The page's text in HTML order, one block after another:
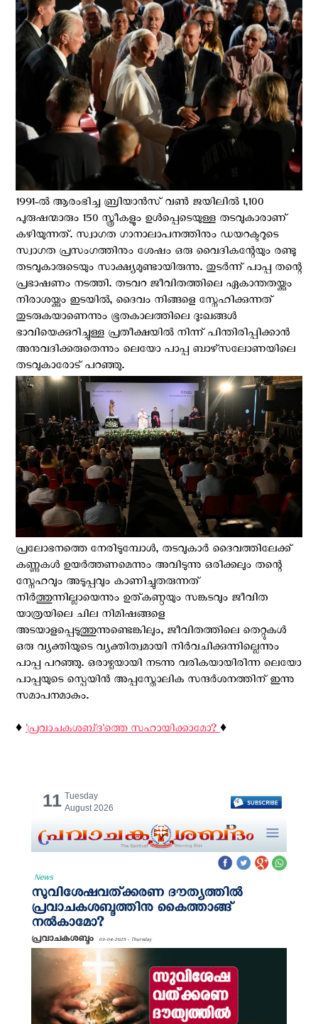
1991-ൽ ആരംഭിച്ച ബ്രിയാൻസ്‌ വണ്‍ ജയിലില്‍ 1,100
പുരുഷന്മാരും 150 സ്ത്രീകളും ഉള്‍പ്പെടെയുള്ള തടവുകാരാണ്
കഴിയുന്നത്. സ്വാഗത ഗാനാലാപനത്തിനും ഡയറക്ടറുടെ
സ്വാഗത പ്രസംഗത്തിനും ശേഷം ഒരു വൈദികന്റേയും രണ്ടു
തടവുകാരുടെയും സാക്ഷ്യമുണ്ടായിരുന്നു. തുടർന്ന് പാപ്പ തന്റെ
പ്രഭാഷണം നടത്തി. തടവറ ജീവിതത്തിലെ ഏകാന്തതയ്ക്കും
നിരാശയ്ക്കും ഇടയിൽ, ദൈവം നിങ്ങളെ സ്നേഹിക്കുന്നത്
തുടരുകയാണെന്നും ഭൂതകാലത്തിലെ ദുഃഖങ്ങൾ
ഭാവിയെക്കുറിച്ചുള്ള പ്രതീക്ഷയിൽ നിന്ന് പിന്തിരിപ്പിക്കാൻ
അനുവദിക്കരുതെന്നും ലെയോ പാപ്പ ബാഴ്‌സലോണയിലെ
തടവുകാരോട് പറഞ്ഞു.
പ്രലോഭനത്തെ നേരിടുമ്പോൾ, തടവുകാർ ദൈവത്തിലേക്ക്
കണ്ണുകൾ ഉയർത്തണമെന്നും അവിടുന്നു ഒരിക്കലും തന്റെ
സ്നേഹവും അടുപ്പവും കാണിച്ചുതരുന്നത്
നിർത്തുന്നില്ലായെന്നും ഉത്കണ്ഠയും സങ്കടവും ജീവിത
യാത്രയിലെ ചില നിമിഷങ്ങളെ
അടയാളപ്പെടുത്തുന്നുണ്ടെങ്കിലും, ജീവിതത്തിലെ തെറ്റുകൾ
ഒരു വ്യക്തിയുടെ വ്യക്തിത്വമായി നിർവചിക്കുന്നില്ലെന്നും
പാപ്പ പറഞ്ഞു. ഒരാഴ്ചയായി നടന്നു വരികയായിരിന്ന ലെയോ
പാപ്പയുടെ സ്പെയിന്‍ അപ്പസ്തോലിക സന്ദര്‍ശനത്തിന് ഇന്നു
സമാപനമാകും.
♦️ 'പ്രവാചകശബ്‌ദ'ത്തെ സഹായിക്കാമോ?♦️